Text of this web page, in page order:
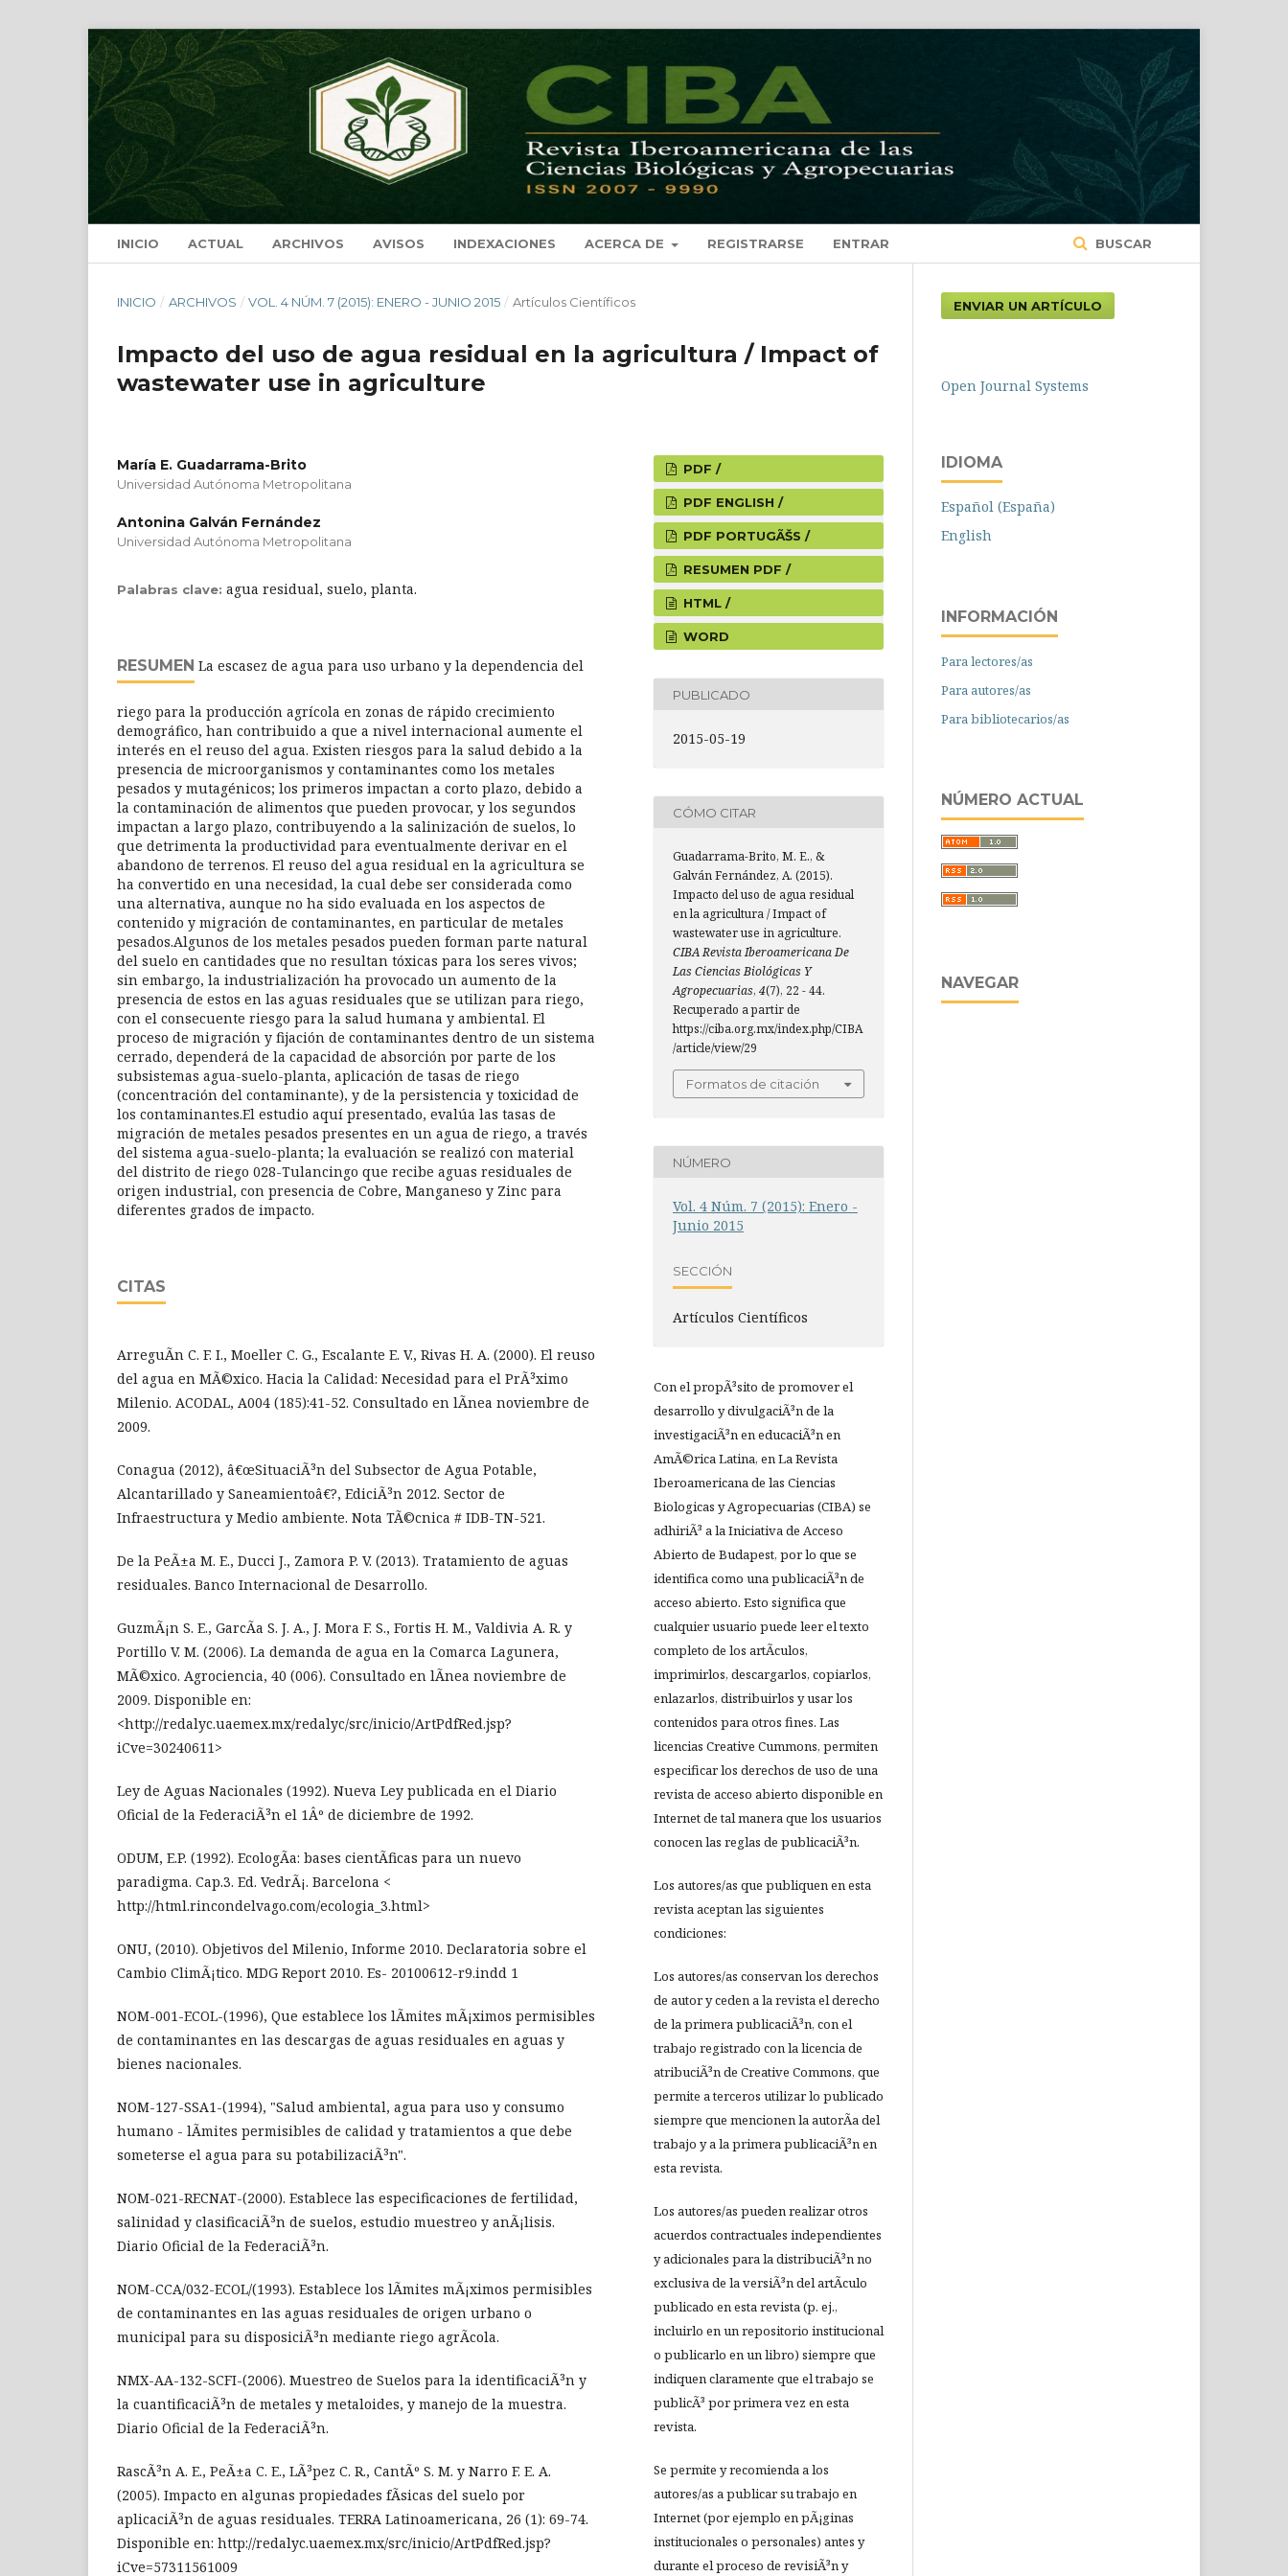
INICIO ACTUAL ARCHIVOS AVISOS INDEXACIONES ACERCA DE REGISTRARSE ENTRAR BUSCAR
INICIO / ARCHIVOS / VOL. 4 NÚM. 7 (2015): ENERO - JUNIO 2015 / Artículos Científicos
Impacto del uso de agua residual en la agricultura / Impact of
wastewater use in agriculture
María E. Guadarrama-Brito
Universidad Autónoma Metropolitana
Antonina Galván Fernández
Universidad Autónoma Metropolitana
Palabras clave: agua residual, suelo, planta.
RESUMEN La escasez de agua para uso urbano y la dependencia del
riego para la producción agrícola en zonas de rápido crecimiento
demográfico, han contribuido a que a nivel internacional aumente el
interés en el reuso del agua. Existen riesgos para la salud debido a la
presencia de microorganismos y contaminantes como los metales
pesados y mutagénicos; los primeros impactan a corto plazo, debido a
la contaminación de alimentos que pueden provocar, y los segundos
impactan a largo plazo, contribuyendo a la salinización de suelos, lo
que detrimenta la productividad para eventualmente derivar en el
abandono de terrenos. El reuso del agua residual en la agricultura se
ha convertido en una necesidad, la cual debe ser considerada como
una alternativa, aunque no ha sido evaluada en los aspectos de
contenido y migración de contaminantes, en particular de metales
pesados.Algunos de los metales pesados pueden forman parte natural
del suelo en cantidades que no resultan tóxicas para los seres vivos;
sin embargo, la industrialización ha provocado un aumento de la
presencia de estos en las aguas residuales que se utilizan para riego,
con el consecuente riesgo para la salud humana y ambiental. El
proceso de migración y fijación de contaminantes dentro de un sistema
cerrado, dependerá de la capacidad de absorción por parte de los
subsistemas agua-suelo-planta, aplicación de tasas de riego
(concentración del contaminante), y de la persistencia y toxicidad de
los contaminantes.El estudio aquí presentado, evalúa las tasas de
migración de metales pesados presentes en un agua de riego, a través
del sistema agua-suelo-planta; la evaluación se realizó con material
del distrito de riego 028-Tulancingo que recibe aguas residuales de
origen industrial, con presencia de Cobre, Manganeso y Zinc para
diferentes grados de impacto.
CITAS
ArreguÃ­n C. F. I., Moeller C. G., Escalante E. V., Rivas H. A. (2000). El reuso
del agua en MÃ©xico. Hacia la Calidad: Necesidad para el PrÃ³ximo
Milenio. ACODAL, A004 (185):41-52. Consultado en lÃ­nea noviembre de
2009.
Conagua (2012), â€œSituaciÃ³n del Subsector de Agua Potable,
Alcantarillado y Saneamientoâ€?, EdiciÃ³n 2012. Sector de
Infraestructura y Medio ambiente. Nota TÃ©cnica # IDB-TN-521.
De la PeÃ±a M. E., Ducci J., Zamora P. V. (2013). Tratamiento de aguas
residuales. Banco Internacional de Desarrollo.
GuzmÃ¡n S. E., GarcÃ­a S. J. A., J. Mora F. S., Fortis H. M., Valdivia A. R. y
Portillo V. M. (2006). La demanda de agua en la Comarca Lagunera,
MÃ©xico. Agrociencia, 40 (006). Consultado en lÃ­nea noviembre de
2009. Disponible en:
<http://redalyc.uaemex.mx/redalyc/src/inicio/ArtPdfRed.jsp?
iCve=30240611>
Ley de Aguas Nacionales (1992). Nueva Ley publicada en el Diario
Oficial de la FederaciÃ³n el 1Âº de diciembre de 1992.
ODUM, E.P. (1992). EcologÃ­a: bases cientÃ­ficas para un nuevo
paradigma. Cap.3. Ed. VedrÃ¡. Barcelona <
http://html.rincondelvago.com/ecologia_3.html>
ONU, (2010). Objetivos del Milenio, Informe 2010. Declaratoria sobre el
Cambio ClimÃ¡tico. MDG Report 2010. Es- 20100612-r9.indd 1
NOM-001-ECOL-(1996), Que establece los lÃ­mites mÃ¡ximos permisibles
de contaminantes en las descargas de aguas residuales en aguas y
bienes nacionales.
NOM-127-SSA1-(1994), "Salud ambiental, agua para uso y consumo
humano - lÃ­mites permisibles de calidad y tratamientos a que debe
someterse el agua para su potabilizaciÃ³n".
NOM-021-RECNAT-(2000). Establece las especificaciones de fertilidad,
salinidad y clasificaciÃ³n de suelos, estudio muestreo y anÃ¡lisis.
Diario Oficial de la FederaciÃ³n.
NOM-CCA/032-ECOL/(1993). Establece los lÃ­mites mÃ¡ximos permisibles
de contaminantes en las aguas residuales de origen urbano o
municipal para su disposiciÃ³n mediante riego agrÃ­cola.
NMX-AA-132-SCFI-(2006). Muestreo de Suelos para la identificaciÃ³n y
la cuantificaciÃ³n de metales y metaloides, y manejo de la muestra.
Diario Oficial de la FederaciÃ³n.
RascÃ³n A. E., PeÃ±a C. E., LÃ³pez C. R., CantÃº S. M. y Narro F. E. A.
(2005). Impacto en algunas propiedades fÃ­sicas del suelo por
aplicaciÃ³n de aguas residuales. TERRA Latinoamericana, 26 (1): 69-74.
Disponible en: http://redalyc.uaemex.mx/src/inicio/ArtPdfRed.jsp?
iCve=57311561009
PDF /
PDF ENGLISH /
PDF PORTUGÃŠS /
RESUMEN PDF /
HTML /
WORD
PUBLICADO
2015-05-19
CÓMO CITAR
Guadarrama-Brito, M. E., &
Galván Fernández, A. (2015).
Impacto del uso de agua residual
en la agricultura / Impact of
wastewater use in agriculture.
CIBA Revista Iberoamericana De
Las Ciencias Biológicas Y
Agropecuarias, 4(7), 22 - 44.
Recuperado a partir de
https://ciba.org.mx/index.php/CIBA
/article/view/29
Formatos de citación
NÚMERO
Vol. 4 Núm. 7 (2015): Enero -
Junio 2015
SECCIÓN
Artículos Científicos
Con el propÃ³sito de promover el
desarrollo y divulgaciÃ³n de la
investigaciÃ³n en educaciÃ³n en
AmÃ©rica Latina, en La Revista
Iberoamericana de las Ciencias
Biologicas y Agropecuarias (CIBA) se
adhiriÃ³ a la Iniciativa de Acceso
Abierto de Budapest, por lo que se
identifica como una publicaciÃ³n de
acceso abierto. Esto significa que
cualquier usuario puede leer el texto
completo de los artÃ­culos,
imprimirlos, descargarlos, copiarlos,
enlazarlos, distribuirlos y usar los
contenidos para otros fines. Las
licencias Creative Cummons, permiten
especificar los derechos de uso de una
revista de acceso abierto disponible en
Internet de tal manera que los usuarios
conocen las reglas de publicaciÃ³n.
Los autores/as que publiquen en esta
revista aceptan las siguientes
condiciones:
Los autores/as conservan los derechos
de autor y ceden a la revista el derecho
de la primera publicaciÃ³n, con el
trabajo registrado con la licencia de
atribuciÃ³n de Creative Commons, que
permite a terceros utilizar lo publicado
siempre que mencionen la autorÃ­a del
trabajo y a la primera publicaciÃ³n en
esta revista.
Los autores/as pueden realizar otros
acuerdos contractuales independientes
y adicionales para la distribuciÃ³n no
exclusiva de la versiÃ³n del artÃ­culo
publicado en esta revista (p. ej.,
incluirlo en un repositorio institucional
o publicarlo en un libro) siempre que
indiquen claramente que el trabajo se
publicÃ³ por primera vez en esta
revista.
Se permite y recomienda a los
autores/as a publicar su trabajo en
Internet (por ejemplo en pÃ¡ginas
institucionales o personales) antes y
durante el proceso de revisiÃ³n y
ENVIAR UN ARTÍCULO
Open Journal Systems
IDIOMA
Español (España)
English
INFORMACIÓN
Para lectores/as
Para autores/as
Para bibliotecarios/as
NÚMERO ACTUAL
NAVEGAR